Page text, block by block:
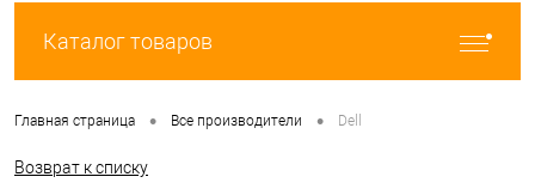
Каталог товаров
Главная страница • Все производители • Dell
Возврат к списку